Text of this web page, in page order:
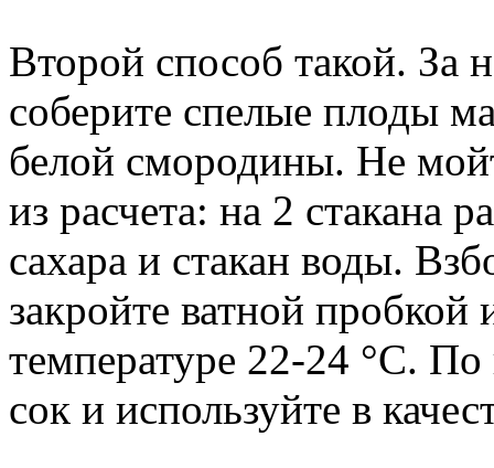
Второй способ такой. За
соберите спелые плоды
белой смородины. Не
из расчета: на 2 стакана
сахара и стакан воды.
закройте ватной пробкой
температуре 22-24 °C.
сок и используйте в